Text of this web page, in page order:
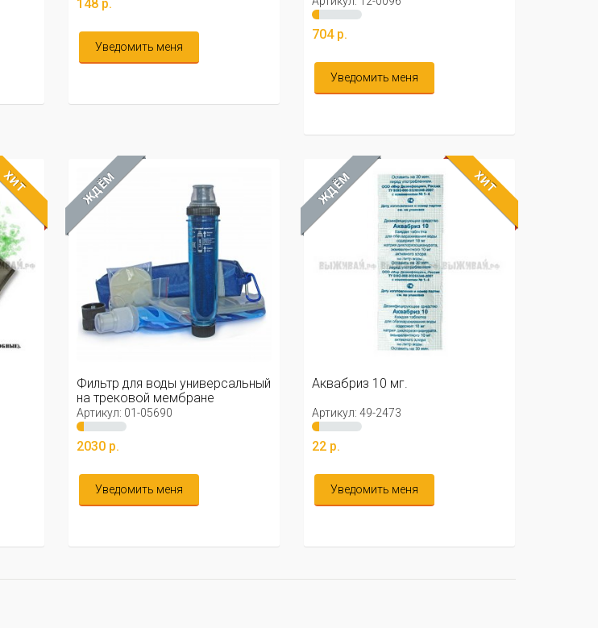
148 р.
Уведомить меня
704 р.
Уведомить меня
ХИТ ЖДЁМ
Фильтр для воды универсальный
на трековой мембране
Реафильтр
Артикул: 01-05690
2030 р.
Уведомить меня
ЖДЁМ ХИТ
Аквабриз 10 мг.
Артикул: 49-2473
22 р.
Уведомить меня